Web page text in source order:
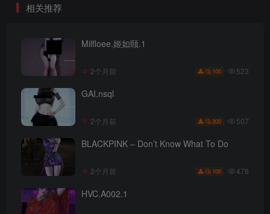
相关推荐
Milfloee.姬如颐.1
2个月前 100 523
GAI.nsql
2个月前 300 507
BLACKPINK – Don’t Know What To Do
2个月前 100 478
HVC.A002.1